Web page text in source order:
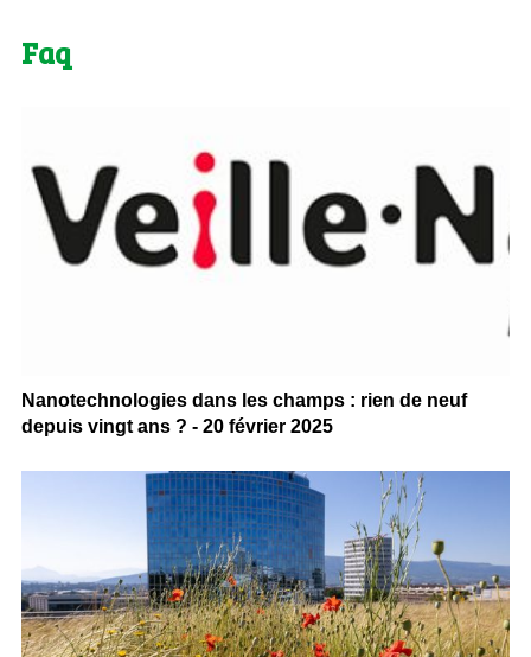
Faq
Nanotechnologies dans les champs : rien de neuf
depuis vingt ans ? - 20 février 2025